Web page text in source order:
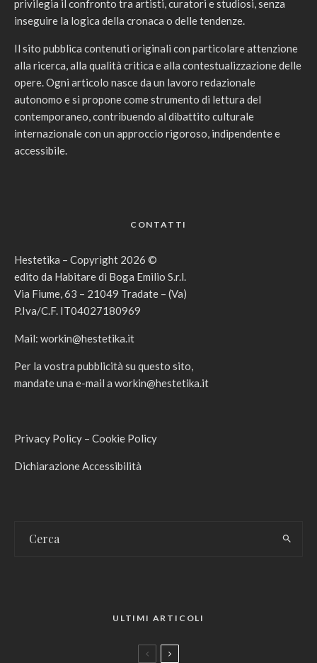
privilegia il confronto tra artisti, curatori e studiosi, senza
inseguire la logica della cronaca o delle tendenze.
Il sito pubblica contenuti originali con particolare attenzione
alla ricerca, alla qualità critica e alla contestualizzazione delle
opere. Ogni articolo nasce da un lavoro redazionale
autonomo e si propone come strumento di lettura del
contemporaneo, contribuendo al dibattito culturale
internazionale con un approccio rigoroso, indipendente e
accessibile.
CONTATTI
Hestetika – Copyright 2026 ©
edito da Habitare di Boga Emilio S.r.l.
Via Fiume, 63 – 21049 Tradate – (Va)
P.Iva/C.F. IT04027180969
Mail: workin@hestetika.it
Per la vostra pubblicità su questo sito,
mandate una e-mail a workin@hestetika.it
Privacy Policy – Cookie Policy
Dichiarazione Accessibilità
ULTIMI ARTICOLI